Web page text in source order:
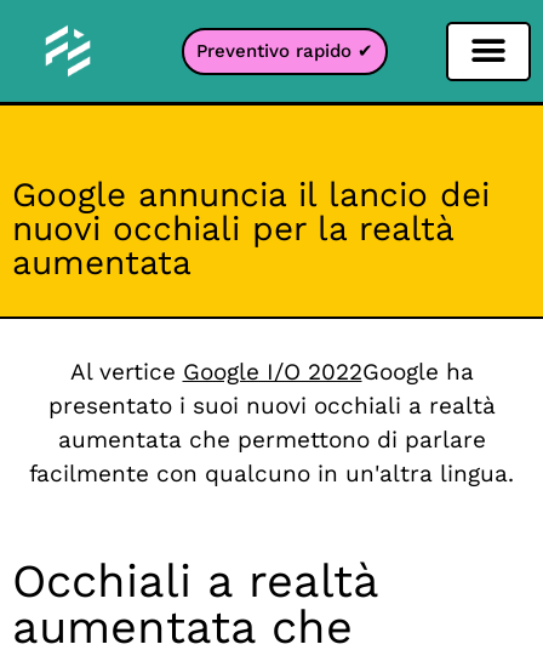
Preventivo rapido ✔
Google annuncia il lancio dei
nuovi occhiali per la realtà
aumentata
Al vertice Google I/O 2022Google ha
presentato i suoi nuovi occhiali a realtà
aumentata che permettono di parlare
facilmente con qualcuno in un'altra lingua.
Occhiali a realtà
aumentata che